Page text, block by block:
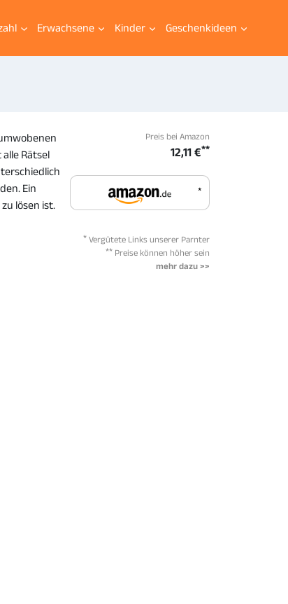
Erwachsene Kinder Geschenkideen
Rätsel
Ein
lösen ist.
Preis bei Amazon
12,11 €**
*
* Vergütete Links unserer Parnter
** Preise können höher sein
mehr dazu >>